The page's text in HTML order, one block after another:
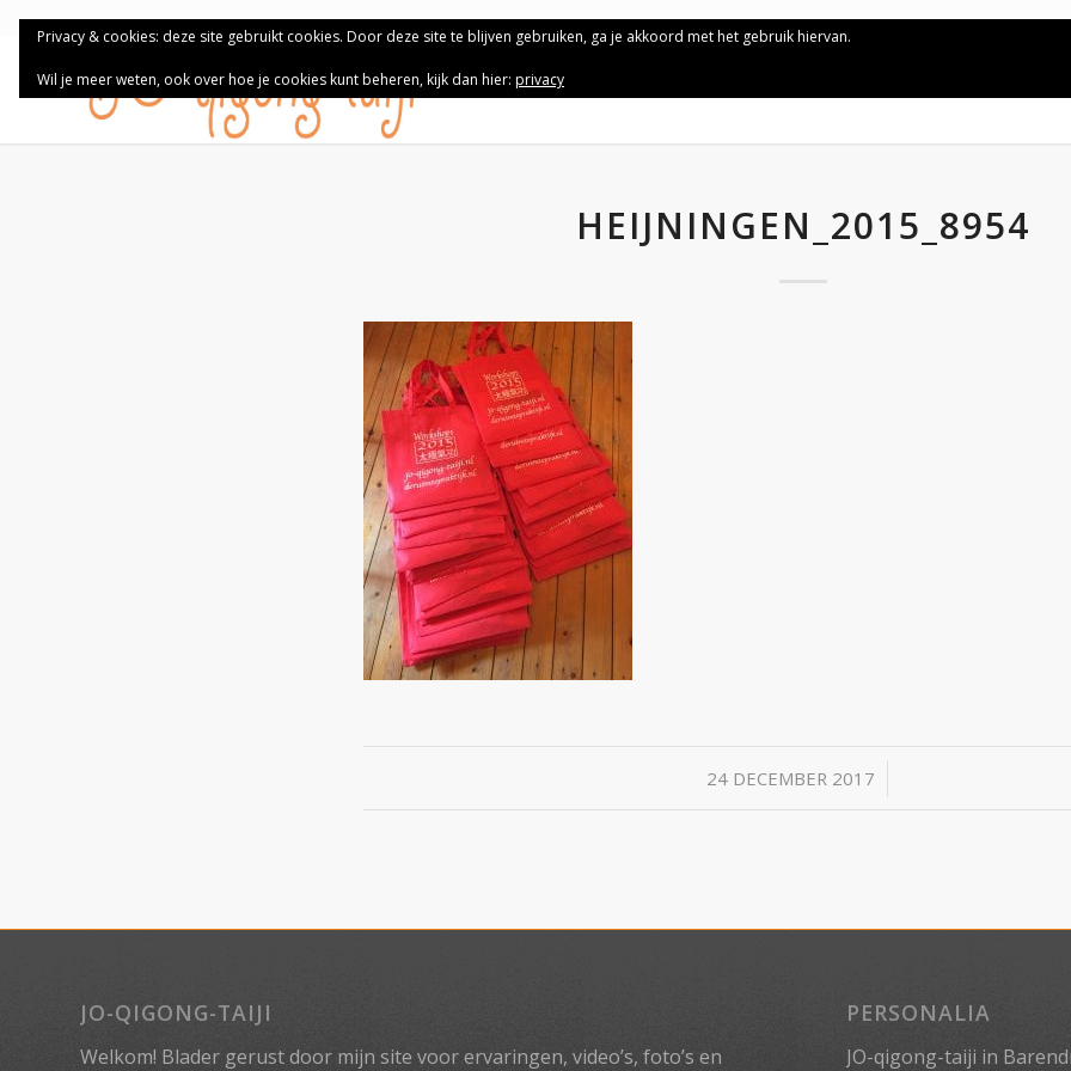
HEIJNINGEN_2015_8954
24 DECEMBER 2017
/
JO-QIGONG-TAIJI
Welkom! Blader gerust door mijn site voor ervaringen, video’s, foto’s en
PERSONALIA
JO-qigong-taiji in
Privacy & cookies: deze site gebruikt cookies. Door deze site te blijven gebruiken, ga je akkoord met het gebruik hiervan.
Wil je meer weten, ook over hoe je cookies kunt beheren, kijk dan hier: privacy